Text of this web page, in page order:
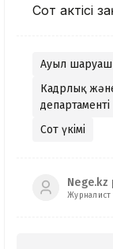
Сот актісі
Ауыл
Кадрлық
департаменті
Сот үкімі
Журналист